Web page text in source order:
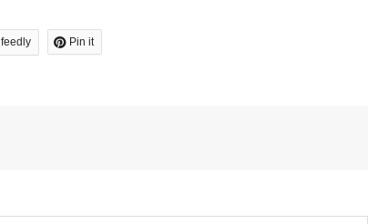
feedly Pin it